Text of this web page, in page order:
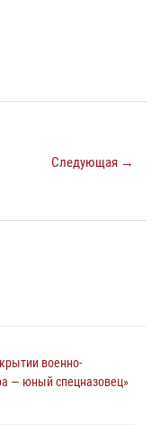
Следующая →
военно-
— юный спецназовец»